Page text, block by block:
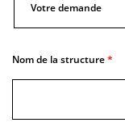
demande
Votre demande
Nom de la structure